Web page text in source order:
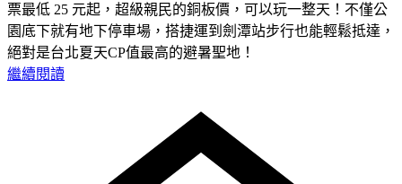
票最低 25 元起，超級親民的銅板價，可以玩一整天！不僅公
園底下就有地下停車場，搭捷運到劍潭站步行也能輕鬆抵達，
絕對是台北夏天CP值最高的避暑聖地！
繼續閱讀